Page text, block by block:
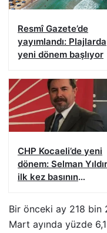
Resmî Gazete’de
yayımlandı: Plajlarda
yeni dönem başlıyor
CHP Kocaeli’de yeni
dönem: Selman
ilk kez basının
Bir önceki ay 218
Mart ayında yüzde